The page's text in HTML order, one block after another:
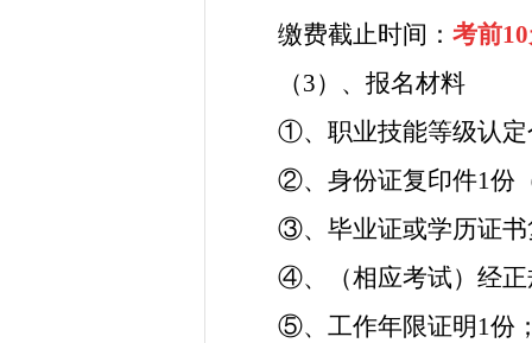
缴费截止时间：考前
（3）、报名材料
①、职业技能等级认定
②、身份证复印件1份
③、毕业证或学历证书
④、（相应考试）经正
⑤、工作年限证明1份